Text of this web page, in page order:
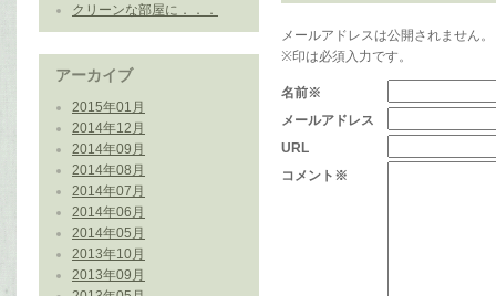
クリーンな部屋に．．．
アーカイブ
2015年01月
2014年12月
2014年09月
2014年08月
2014年07月
2014年06月
2014年05月
2013年10月
2013年09月
メールアドレスは公開されません。
※印は必須入力です。
名前※
メールアドレス
URL
コメント※